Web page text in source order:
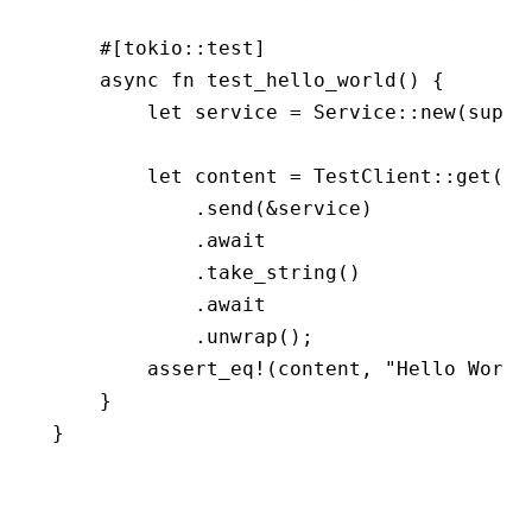
    #[tokio
:: test]
    async
fn test_hello_world () {
        let
service = Service :: new(super
        let
content = TestClient :: get (
            .
send (&service)
            .await
            .
take_string ()
            .await
            .
unwrap ();
        assert_eq!
(content,
"Hello
    }
}